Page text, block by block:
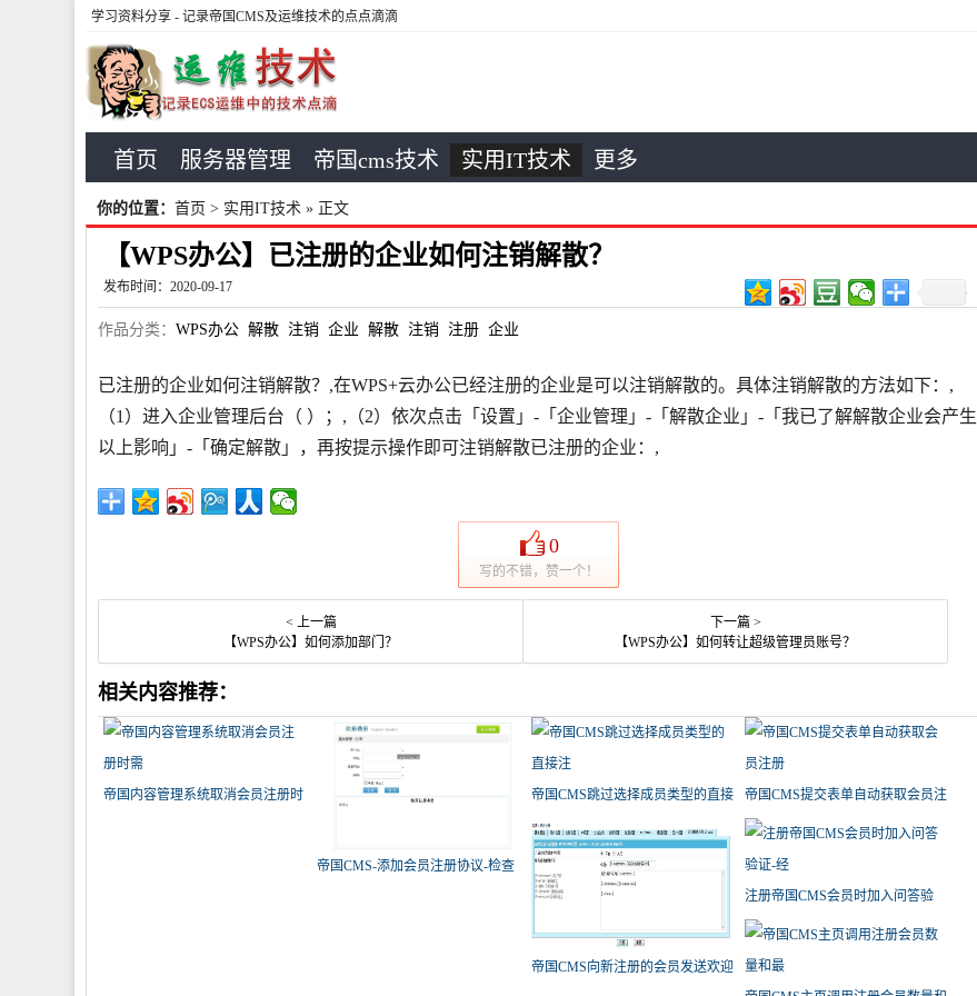
学习资料分享 - 记录帝国CMS及运维技术的点点滴滴
首页 服务器管理 帝国cms技术 实用IT技术 更多
你的位置： 首页 > 实用IT技术 » 正文
【WPS办公】已注册的企业如何注销解散？
发布时间：2020-09-17
作品分类： WPS办公 解散 注销 企业 解散 注销 注册 企业
已注册的企业如何注销解散？,在WPS+云办公已经注册的企业是可以注销解散的。具体注销解散的方法如下：,
（1）进入企业管理后台（ ）；,（2）依次点击「设置」-「企业管理」-「解散企业」-「我已了解解散企业会产生
以上影响」-「确定解散」，再按提示操作即可注销解散已注册的企业：,
0
写的不错，赞一个！
< 上一篇
【WPS办公】如何添加部门？
下一篇 >
【WPS办公】如何转让超级管理员账号？
相关内容推荐：
帝国内容管理系统取消会员注册时
帝国CMS-添加会员注册协议-检查
帝国CMS跳过选择成员类型的直接
注
帝国CMS提交表单自动获取会员注
册
帝国CMS向新注册的会员发送欢迎
注册帝国CMS会员时加入问答验
证-经